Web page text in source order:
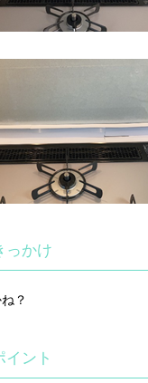
っかけ
？
イント